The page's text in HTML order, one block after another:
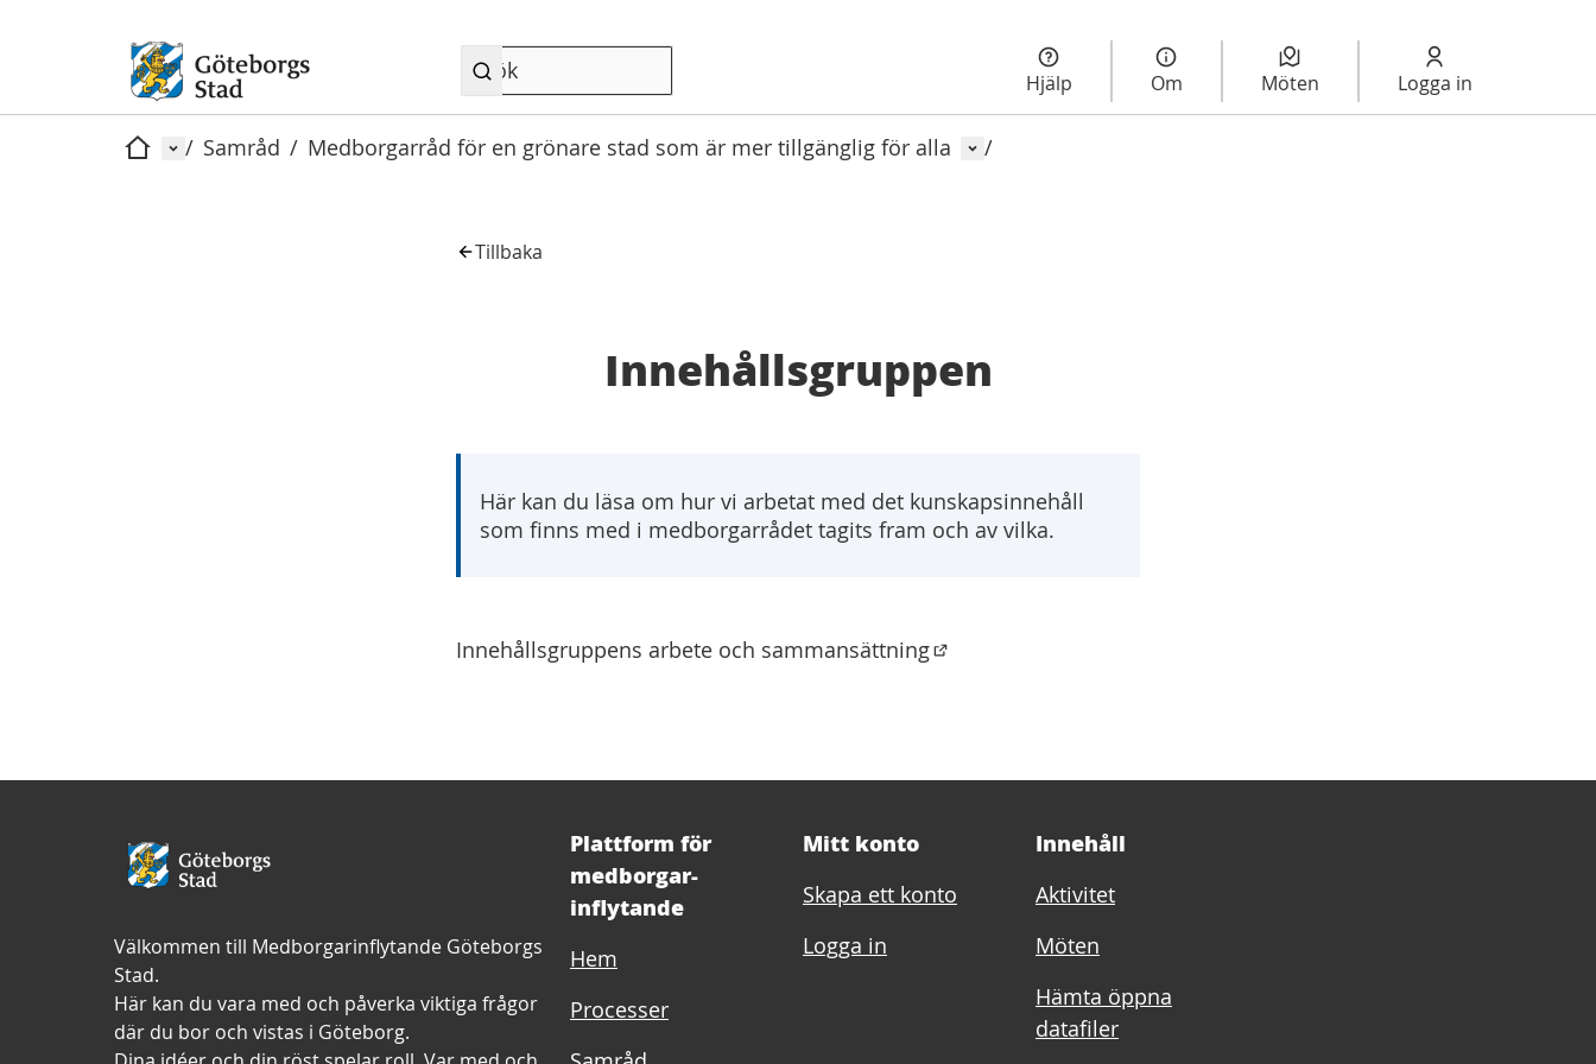
Hjälp Om Möten Logga in
HemMeny
/ Samråd / Medborgarråd för en grönare stad som är mer tillgänglig för alla Användarmeny
/
Tillbaka
Innehållsgruppen
Här kan du läsa om hur vi arbetat med det kunskapsinnehåll
som finns med i medborgarrådet tagits fram och av vilka.
Innehållsgruppens arbete och sammansättning
Välkommen till Medborgarinflytande Göteborgs
Stad.
Här kan du vara med och påverka viktiga frågor
där du bor och vistas i Göteborg.
Plattform för
medborgar-
inflytande
Hem
Processer
Mitt konto
Skapa ett konto
Logga in
Innehåll
Aktivitet
Möten
Hämta öppna
datafiler